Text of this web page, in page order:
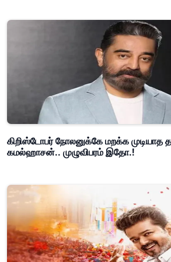
கிறிஸ்டோபர் நோலனுக்கே மறக்க
கமல்ஹாசன்.. முழுவிபரம் இதோ.!